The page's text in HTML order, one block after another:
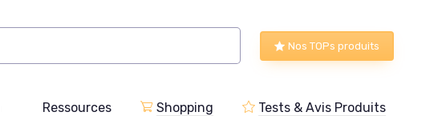
Nos TOPs produits
Ressources Shopping Tests & Avis Produits